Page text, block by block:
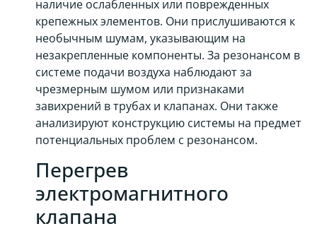
наличие ослабленных или поврежденных
крепежных элементов. Они прислушиваются к
необычным шумам, указывающим на
незакрепленные компоненты. За резонансом в
системе подачи воздуха наблюдают за
чрезмерным шумом или признаками
завихрений в трубах и клапанах. Они также
анализируют конструкцию системы на предмет
потенциальных проблем с резонансом.
Перегрев
электромагнитного
клапана